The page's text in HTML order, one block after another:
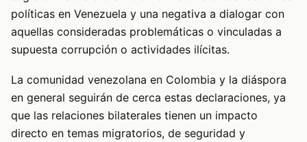
políticas en Venezuela y una negativa a dialogar con
aquellas consideradas problemáticas o vinculadas a
supuesta corrupción o actividades ilícitas.
La comunidad venezolana en Colombia y la diáspora
en general seguirán de cerca estas declaraciones, ya
que las relaciones bilaterales tienen un impacto
directo en temas migratorios, de seguridad y